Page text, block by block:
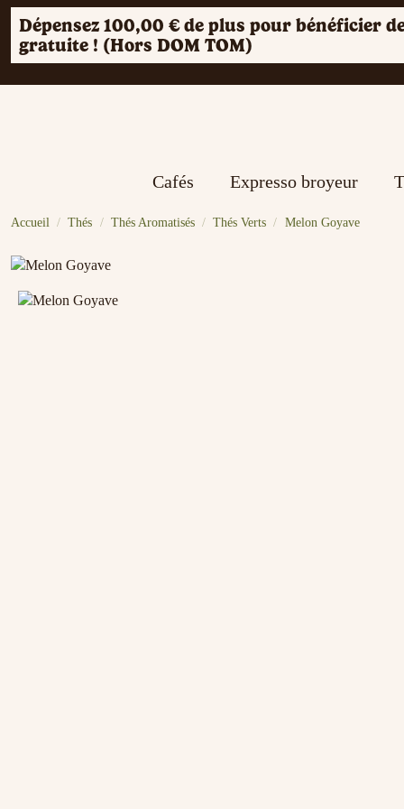
Dépensez 100,00 €de plus pour bénéficier
gratuite ! (Hors DOM TOM)
Cafés Expresso broyeur
Accueil Thés Thés Aromatisés Thés Verts Melon Goyave